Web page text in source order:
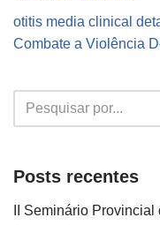
otitis media clinical
Combate a Violência
Posts recentes
II Seminário